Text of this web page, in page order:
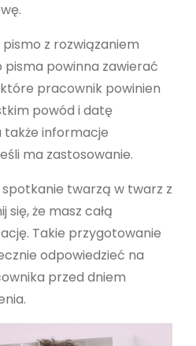
pismo z rozwiązaniem
powinna zawierać
pracownik powinien
powód i datę
także informacje
ma zastosowanie.
spotkanie twarzą w twarz z
że masz całą
Takie przygotowanie
odpowiedzieć na
przed dniem